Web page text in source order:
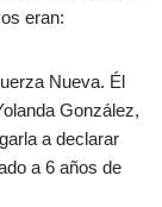
eran:
Nueva. Él
González,
a declarar
a 6 años de